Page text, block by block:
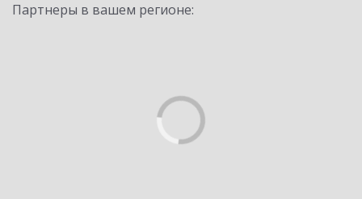
Партнеры в вашем регионе: